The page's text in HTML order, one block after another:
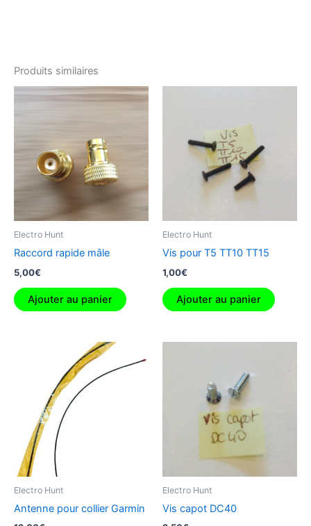
Produits similaires
Electro Hunt
Raccord rapide mâle
5,00€
Ajouter au panier
Electro Hunt
Vis pour T5 TT10 TT15
1,00€
Ajouter au panier
Electro Hunt
Antenne pour collier Garmin
Electro Hunt
Vis capot DC40